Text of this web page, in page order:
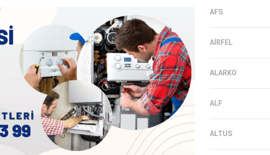
AFS
AIRFEL
ALARKO
ALF
ALTUS